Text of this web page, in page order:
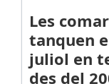
Les
tanquen
juliol en
des del